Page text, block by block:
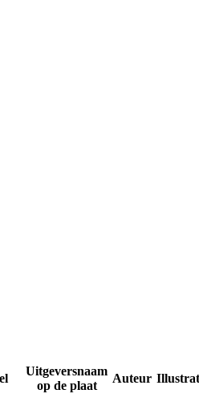
Uitgeversnaam
op de plaat
Auteur